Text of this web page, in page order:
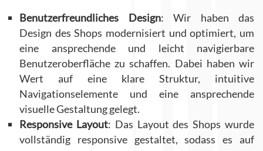
Benutzerfreundliches Design: Wir haben das
Design des Shops modernisiert und optimiert, um
eine ansprechende und leicht navigierbare
Benutzeroberfläche zu schaffen. Dabei haben wir
Wert auf eine klare Struktur, intuitive
Navigationselemente und eine ansprechende
visuelle Gestaltung gelegt.
Responsive Layout: Das Layout des Shops wurde
vollständig responsive gestaltet, sodass es auf